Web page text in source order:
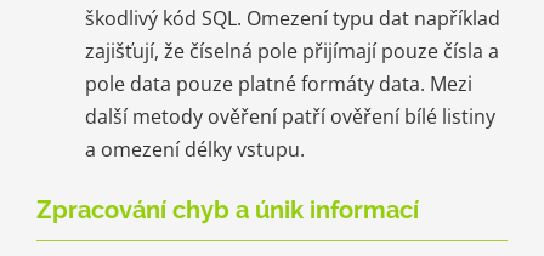
škodlivý kód SQL. Omezení typu dat například
zajišťují, že číselná pole přijímají pouze čísla a
pole data pouze platné formáty data. Mezi
další metody ověření patří ověření bílé listiny
a omezení délky vstupu.
Zpracování chyb a únik informací